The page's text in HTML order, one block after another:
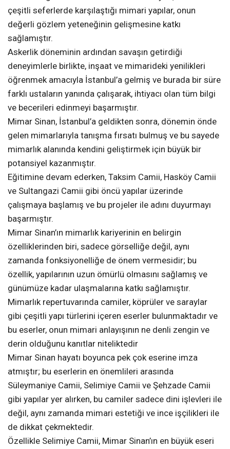
çeşitli seferlerde karşılaştığı mimari yapılar, onun
değerli gözlem yeteneğinin gelişmesine katkı
sağlamıştır.
Askerlik döneminin ardından savaşın getirdiği
deneyimlerle birlikte, inşaat ve mimarideki yenilikleri
öğrenmek amacıyla İstanbul’a gelmiş ve burada bir süre
farklı ustaların yanında çalışarak, ihtiyacı olan tüm bilgi
ve becerileri edinmeyi başarmıştır.
Mimar Sinan, İstanbul’a geldikten sonra, dönemin önde
gelen mimarlarıyla tanışma fırsatı bulmuş ve bu sayede
mimarlık alanında kendini geliştirmek için büyük bir
potansiyel kazanmıştır.
Eğitimine devam ederken, Taksim Camii, Hasköy Camii
ve Sultangazi Camii gibi öncü yapılar üzerinde
çalışmaya başlamış ve bu projeler ile adını duyurmayı
başarmıştır.
Mimar Sinan’ın mimarlık kariyerinin en belirgin
özelliklerinden biri, sadece görselliğe değil, aynı
zamanda fonksiyonelliğe de önem vermesidir; bu
özellik, yapılarının uzun ömürlü olmasını sağlamış ve
günümüze kadar ulaşmalarına katkı sağlamıştır.
Mimarlık repertuvarında camiler, köprüler ve saraylar
gibi çeşitli yapı türlerini içeren eserler bulunmaktadır ve
bu eserler, onun mimari anlayışının ne denli zengin ve
derin olduğunu kanıtlar niteliktedir
Mimar Sinan hayatı boyunca pek çok eserine imza
atmıştır; bu eserlerin en önemlileri arasında
Süleymaniye Camii, Selimiye Camii ve Şehzade Camii
gibi yapılar yer alırken, bu camiler sadece dini işlevleri ile
değil, aynı zamanda mimari estetiği ve ince işçilikleri ile
de dikkat çekmektedir.
Özellikle Selimiye Camii, Mimar Sinan’ın en büyük eseri